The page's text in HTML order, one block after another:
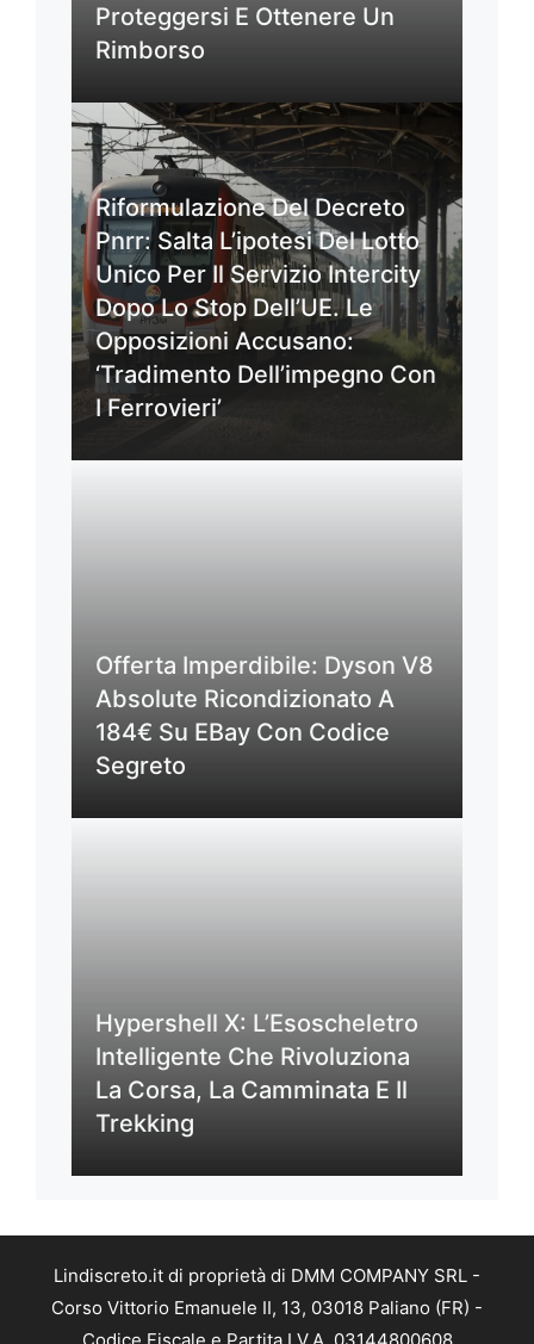
Proteggersi E Ottenere Un
Rimborso
Riformulazione Del Decreto
Pnrr: Salta L’ipotesi Del Lotto
Unico Per Il Servizio Intercity
Dopo Lo Stop Dell’UE. Le
Opposizioni Accusano:
‘Tradimento Dell’impegno Con
I Ferrovieri’
Offerta Imperdibile: Dyson V8
Absolute Ricondizionato A
184€ Su EBay Con Codice
Segreto
Hypershell X: L’Esoscheletro
Intelligente Che Rivoluziona
La Corsa, La Camminata E Il
Trekking
Lindiscreto.it di proprietà di DMM COMPANY SRL -
Corso Vittorio Emanuele II, 13, 03018 Paliano (FR) -